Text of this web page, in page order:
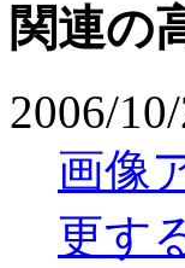
関連の
2006/
画像
更す